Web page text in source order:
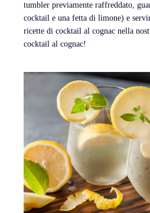
tumbler previamente raffreddato,
cocktail e una fetta di limone) e
ricette di cocktail al cognac nella
cocktail al cognac!